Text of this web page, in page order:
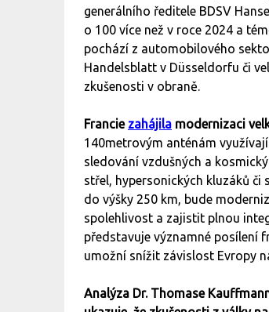
generálního ředitele BDSV
o 100 více než v roce 2024 a
pochází z automobilového
Handelsblatt v Düsseldorfu či
zkušenosti v obraně.
Francie zahájila modernizaci
140metrovým anténám
sledování vzdušných a
střel, hypersonických kluzáků
do výšky 250 km, bude
spolehlivost a zajistit plnou
představuje významné posílení
umožní snížit závislost Evropy
Analýza Dr. Thomase